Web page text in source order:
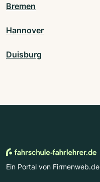
Bremen
Hannover
Duisburg
Ein Portal von Firmenweb.de